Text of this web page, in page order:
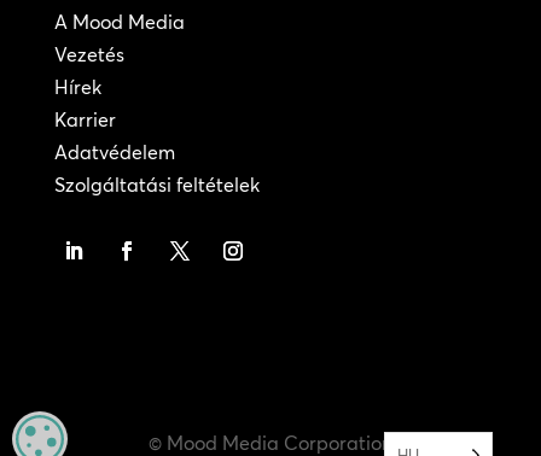
A Mood Media
Vezetés
Hírek
Karrier
Adatvédelem
Szolgáltatási feltételek
© Mood Media Corporation
MANAGE PRIVACY